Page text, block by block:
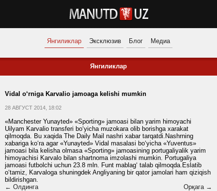
Янгиликлар Эксклюзив Блог Медиа
Янгиликлар
Vidal o‘rniga Karvalio jamoaga kelishi mumkin
28 АВГУСТ 2014, 18:02
«Manchester Yunayted» «Sporting» jamoasi bilan yarim himoyachi
Uilyam Karvalio transferi bo‘yicha muzokara olib borishga xarakat
qilmoqda. Bu xaqida The Daily Mail nashri xabar tarqatdi.Nashrning
xabariga ko‘ra agar «Yunayted» Vidal masalasi bo‘yicha «Yuventus»
jamoasi bila kelisha olmasa «Sporting» jamoasining portugaliyalik yarim
himoyachisi Karvalo bilan shartnoma imzolashi mumkin. Portugaliya
jamoasi futbolchi uchun 23.8 mln. Funt mablag‘ talab qilmoqda.Eslatib
o‘tamiz, Karvaloga shuningdek Angliyaning bir qator jamolari ham qiziqish
bildirishgan.
← Олдинга
Орқага →